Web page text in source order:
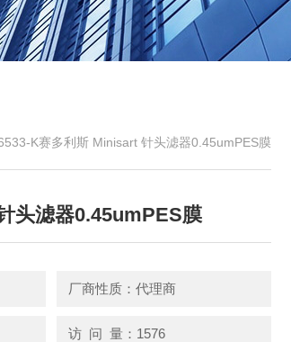
K赛多利斯 Minisart 针头滤器0.45umPES膜
头滤器0.45umPES膜
厂商性质：代理商
访 问 量：1576